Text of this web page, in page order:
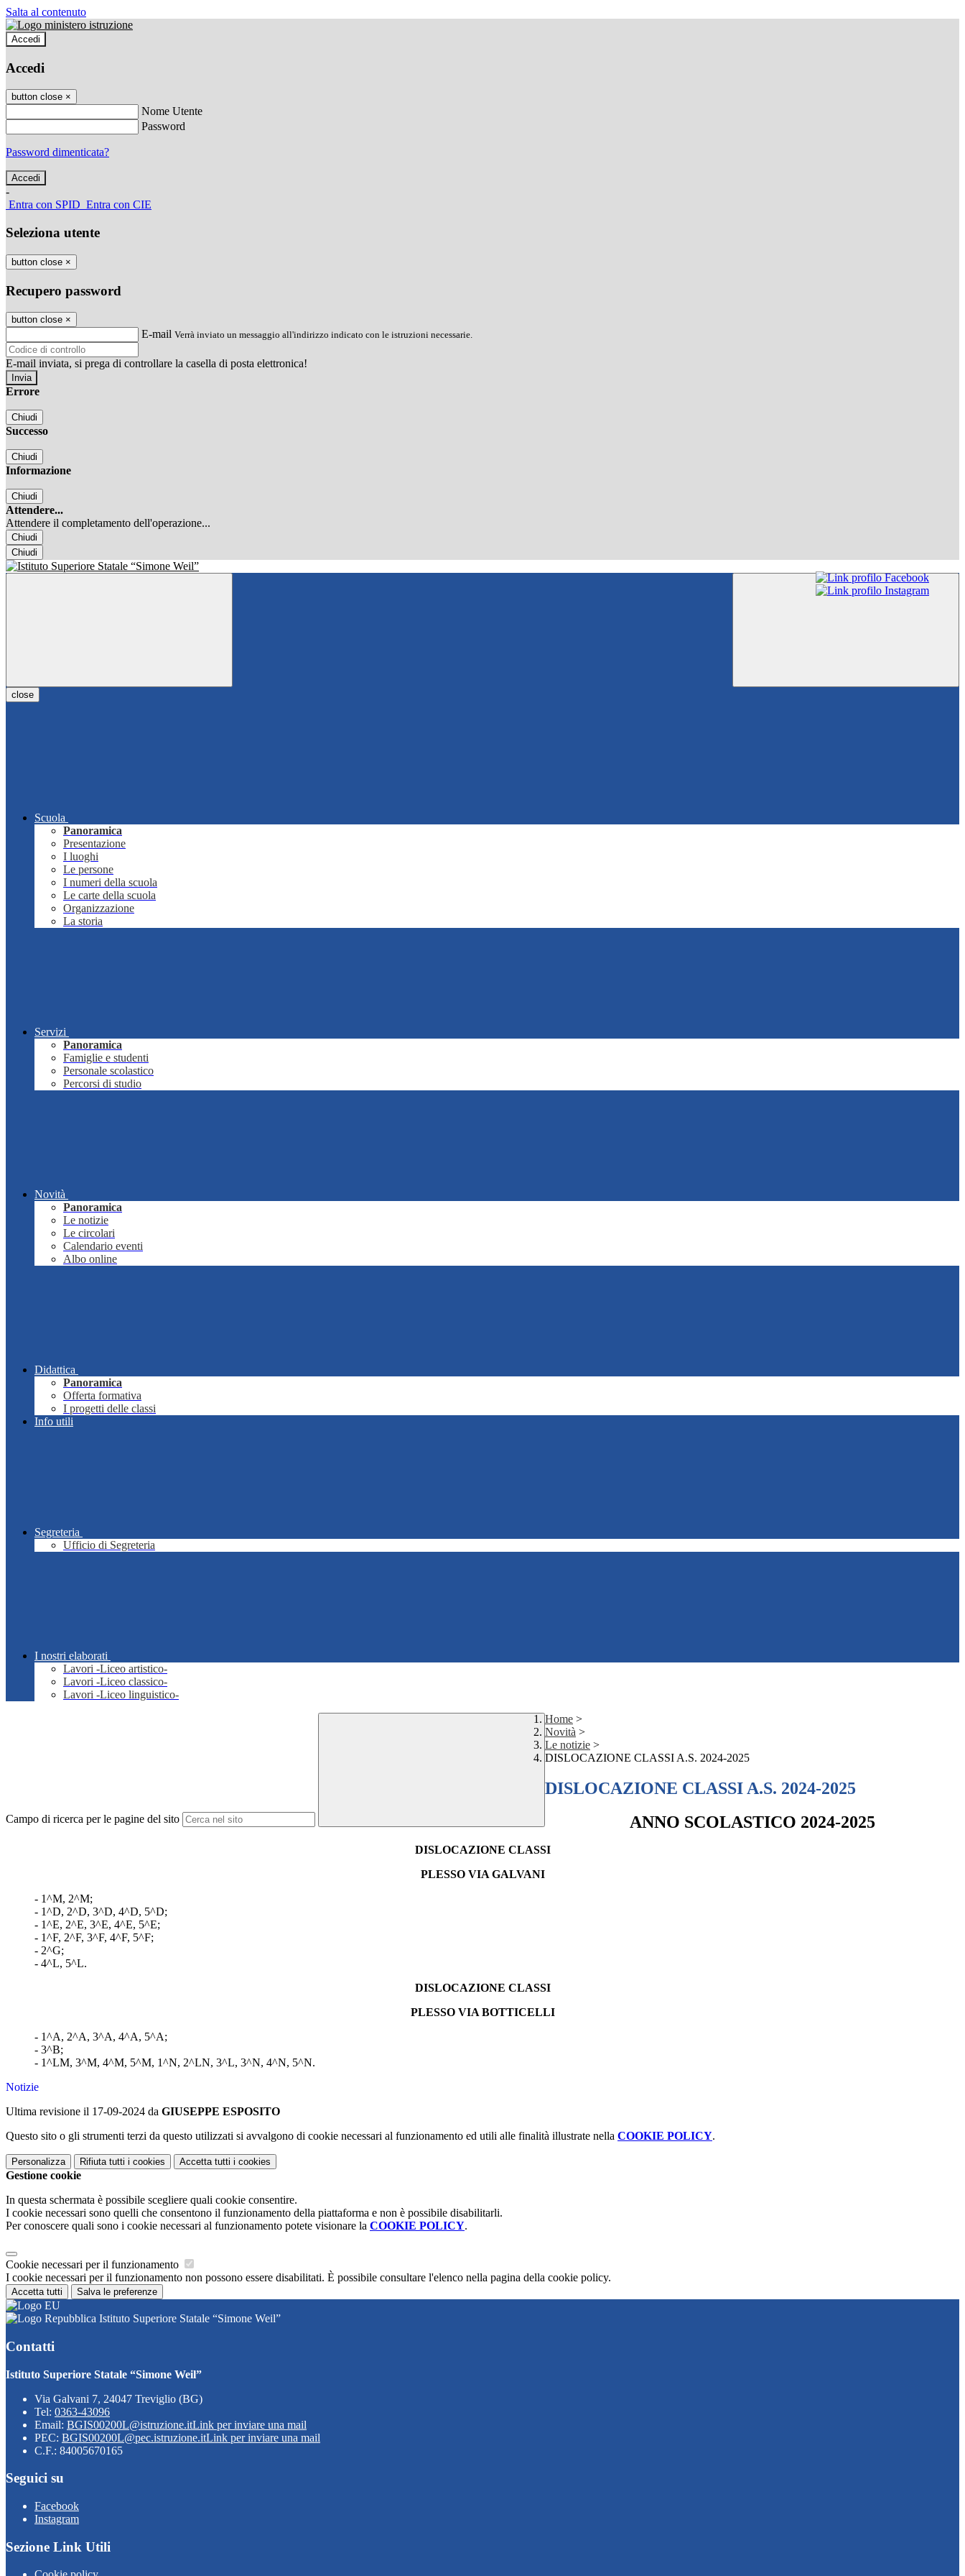
Salta al contenuto
Accedi
Accedi
button close ×
Nome Utente
Password
Password dimenticata?
-
Entra con SPID Entra con CIE
Seleziona utente
button close ×
Recupero password
button close ×
E-mail Verrà inviato un messaggio all'indirizzo indicato con le istruzioni necessarie.
E-mail inviata, si prega di controllare la casella di posta elettronica!
Errore
Chiudi
Successo
Chiudi
Informazione
Chiudi
Attendere...
Attendere il completamento dell'operazione...
Chiudi
Chiudi
close
Scuola
Panoramica
Presentazione
I luoghi
Le persone
I numeri della scuola
Le carte della scuola
Organizzazione
La storia
Servizi
Panoramica
Famiglie e studenti
Personale scolastico
Percorsi di studio
Novità
Panoramica
Le notizie
Le circolari
Calendario eventi
Albo online
Didattica
Panoramica
Offerta formativa
I progetti delle classi
Info utili
Segreteria
Ufficio di Segreteria
I nostri elaborati
Lavori -Liceo artistico-
Lavori -Liceo classico-
Lavori -Liceo linguistico-
Campo di ricerca per le pagine del sito
Home >
Novità >
Le notizie >
DISLOCAZIONE CLASSI A.S. 2024-2025
DISLOCAZIONE CLASSI A.S. 2024-2025
ANNO SCOLASTICO 2024-2025
DISLOCAZIONE CLASSI
PLESSO VIA GALVANI
- 1^M, 2^M;
- 1^D, 2^D, 3^D, 4^D, 5^D;
- 1^E, 2^E, 3^E, 4^E, 5^E;
- 1^F, 2^F, 3^F, 4^F, 5^F;
- 2^G;
- 4^L, 5^L.
DISLOCAZIONE CLASSI
PLESSO VIA BOTTICELLI
- 1^A, 2^A, 3^A, 4^A, 5^A;
- 3^B;
- 1^LM, 3^M, 4^M, 5^M, 1^N, 2^LN, 3^L, 3^N, 4^N, 5^N.
Notizie
Ultima revisione il 17-09-2024 da GIUSEPPE ESPOSITO
Questo sito o gli strumenti terzi da questo utilizzati si avvalgono di cookie necessari al funzionamento ed utili alle finalità illustrate nella COOKIE POLICY.
Personalizza Rifiuta tutti i cookies Accetta tutti i cookies
Gestione cookie
In questa schermata è possibile scegliere quali cookie consentire.
I cookie necessari sono quelli che consentono il funzionamento della piattaforma e non è possibile disabilitarli.
Per conoscere quali sono i cookie necessari al funzionamento potete visionare la COOKIE POLICY.
Cookie necessari per il funzionamento
I cookie necessari per il funzionamento non possono essere disabilitati. È possibile consultare l'elenco nella pagina della cookie policy.
Accetta tutti Salva le preferenze
Istituto Superiore Statale “Simone Weil”
Contatti
Istituto Superiore Statale “Simone Weil”
Via Galvani 7, 24047 Treviglio (BG)
Tel: 0363-43096
Email: BGIS00200L@istruzione.itLink per inviare una mail
PEC: BGIS00200L@pec.istruzione.itLink per inviare una mail
C.F.: 84005670165
Seguici su
Facebook
Instagram
Sezione Link Utili